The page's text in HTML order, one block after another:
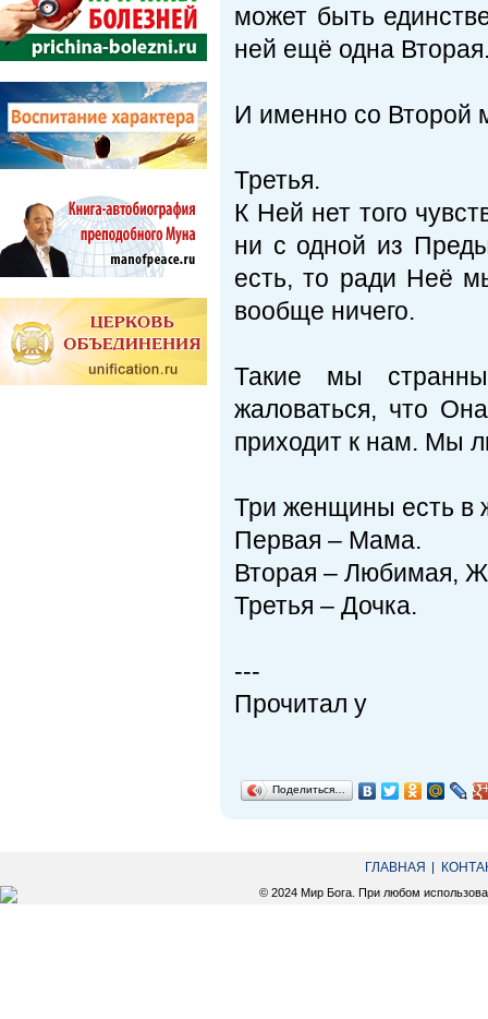
может быть
ней ещё одна
И именно со Второй
Третья.
К Ней нет того
ни с одной из
есть, то ради Неё
вообще ничего.
Такие мы
жаловаться, что
приходит к нам. Мы
Три женщины есть в
Первая – Мама.
Вторая – Любимая,
Третья – Дочка.
---
Прочитал у
Поделиться…
ГЛАВНАЯ
© 2024 Мир Бога. При любом